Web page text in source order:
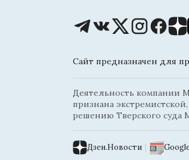
Сайт предназначен для
Деятельность компании
признана
решению Тверского суда
Дзен.Новости |